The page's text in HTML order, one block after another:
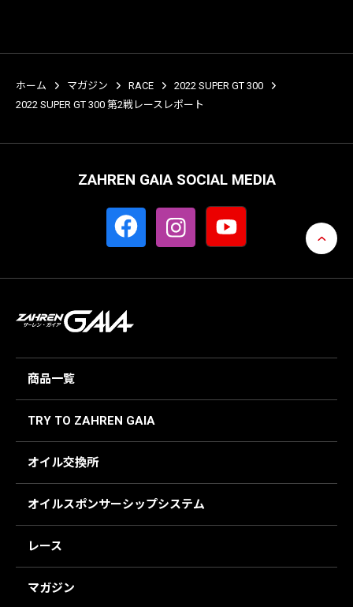
ホーム マガジン RACE
2022 SUPER GT 300
2022 SUPER GT 300 第2戦レースレポート
ZAHREN GAIA SOCIAL MEDIA
商品一覧
TRY TO ZAHREN GAIA
オイル交換所
オイルスポンサーシップシステム
レース
マガジン